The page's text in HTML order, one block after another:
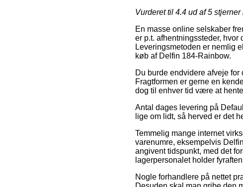
Vurderet til 4.4 ud af 5 stjerner
En masse online selskaber
er p.t. afhentningssteder,
Leveringsmetoden er nemlig
køb af Delfin 184-Rainbow.
Du burde endvidere afveje
Fragtformen er gerne en
dog til enhver tid være at
Antal dages levering på
lige om lidt, så herved er det
Temmelig mange internet
varenumre, eksempelvis
angivent tidspunkt, med det
lagerpersonalet holder
Nogle forhandlere på nettet